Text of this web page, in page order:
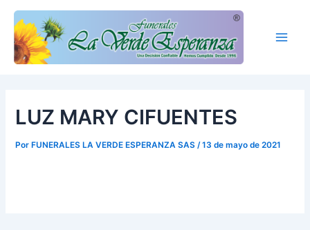
contenido
LUZ MARY CIFUENTES
Por FUNERALES LA VERDE ESPERANZA SAS/13 de mayo de 2021